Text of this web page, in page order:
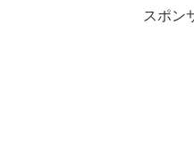
スポン